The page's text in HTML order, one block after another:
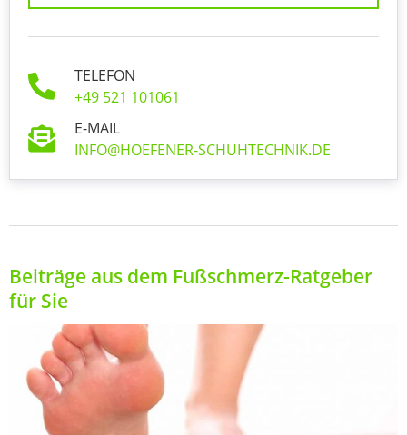
TELEFON
+49 521 101061
E-MAIL
INFO@HOEFENER-SCHUHTECHNIK.DE
Beiträge aus dem Fußschmerz-Ratgeber
für Sie